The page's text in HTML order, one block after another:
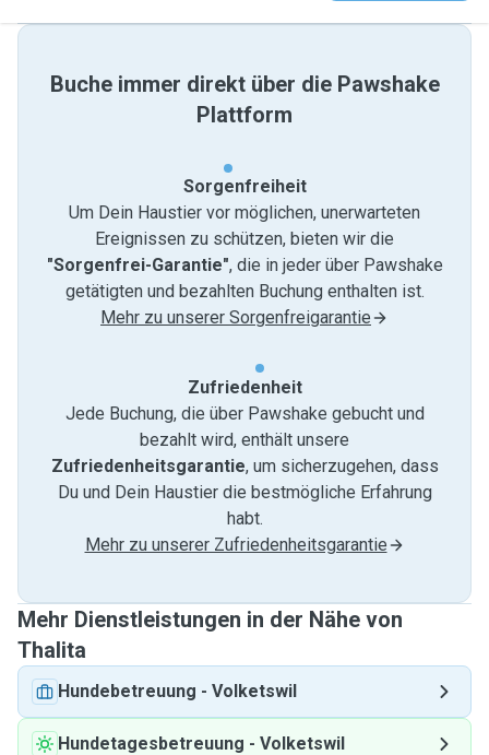
Buche immer direkt über die Pawshake
Plattform
Sorgenfreiheit
Um Dein Haustier vor möglichen, unerwarteten
Ereignissen zu schützen, bieten wir die
"Sorgenfrei-Garantie", die in jeder über Pawshake
getätigten und bezahlten Buchung enthalten ist.
Mehr zu unserer Sorgenfreigarantie
Zufriedenheit
Jede Buchung, die über Pawshake gebucht und
bezahlt wird, enthält unsere
Zufriedenheitsgarantie, um sicherzugehen, dass
Du und Dein Haustier die bestmögliche Erfahrung
habt.
Mehr zu unserer Zufriedenheitsgarantie
Mehr Dienstleistungen in der Nähe von
Thalita
Hundebetreuung - Volketswil
Hundetagesbetreuung - Volketswil